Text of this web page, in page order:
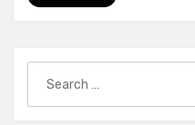
for: